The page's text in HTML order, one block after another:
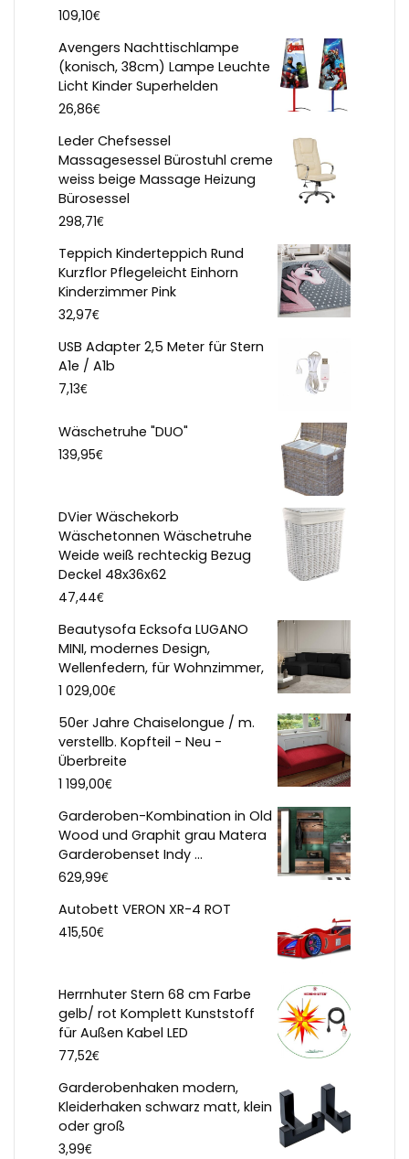
109,10€
Avengers Nachttischlampe
(konisch, 38cm) Lampe Leuchte
Licht Kinder Superhelden
26,86€
Leder Chefsessel
Massagesessel Bürostuhl creme
weiss beige Massage Heizung
Bürosessel
298,71€
Teppich Kinderteppich Rund
Kurzflor Pflegeleicht Einhorn
Kinderzimmer Pink
32,97€
USB Adapter 2,5 Meter für Stern
A1e / A1b
7,13€
Wäschetruhe "DUO"
139,95€
DVier Wäschekorb
Wäschetonnen Wäschetruhe
Weide weiß rechteckig Bezug
Deckel 48x36x62
47,44€
Beautysofa Ecksofa LUGANO
MINI, modernes Design,
Wellenfedern, für Wohnzimmer,
1 029,00€
50er Jahre Chaiselongue / m.
verstellb. Kopfteil - Neu -
Überbreite
1 199,00€
Garderoben-Kombination in Old
Wood und Graphit grau Matera
Garderobenset Indy ...
629,99€
Autobett VERON XR-4 ROT
415,50€
Herrnhuter Stern 68 cm Farbe
gelb/ rot Komplett Kunststoff
für Außen Kabel LED
77,52€
Garderobenhaken modern,
Kleiderhaken schwarz matt, klein
oder groß
3,99€